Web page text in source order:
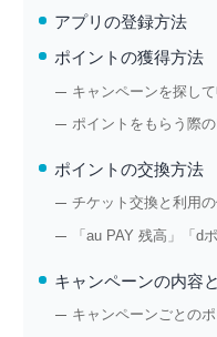
アプリの登録方法
ポイントの獲得方法
キャンペーンを探し
ポイントをもらう際
ポイントの交換方法
チケット交換と利用
「au PAY 残高」「d
キャンペーンの内容
キャンペーンごとの